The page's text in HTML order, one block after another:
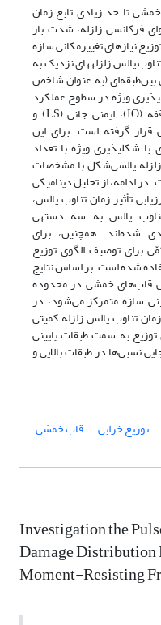
تا حد زیادی تابع زمان
فرکانسی زلزله، شدت بار
نیازهای تغییرمکانی سازه
پالس زلزله­های نزدیک به
بین‌طبقه‌ای (به عنوان شاخص
ویژه در سطوح عملکرد
(IO)، ایمنی جانی(LS) و
قرار گرفته است. برای این
شکل­پذیری ویژه با تعداد
طبقه تحت 30 رکورد زلزله پالسی‌شکل با مشخصات
ادامه، از تحلیل‌ دینامیکی
تأثیر زمان تناوب پالس،
پالس به سه دسته­ی
شده‌اند. همچنین، برای
برای توصیف الگوی توزیع
شده است. بر اساس نتایج
قاب‌های خمشی در محدوده
سازه متمرکز می‌شود، در
تناوب پالس زلزله کمیتی
توزیع به سمت طبقات پایینی
نسبی‌ها در طبقات بالایی و
توزیع خرابی قاب خمشی
Investigation the
Damage Distribution
Moment-Resisting